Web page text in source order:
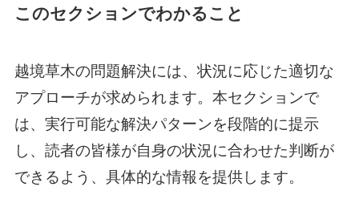
このセクションでわかること
越境草木の問題解決には、状況に応じた適切な
アプローチが求められます。本セクションで
は、実行可能な解決パターンを段階的に提示
し、読者の皆様が自身の状況に合わせた判断が
できるよう、具体的な情報を提供します。